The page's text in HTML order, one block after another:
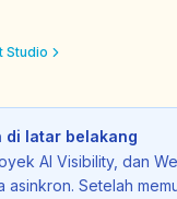
Studio
di latar belakang
AI Visibility, dan
asinkron. Setelah